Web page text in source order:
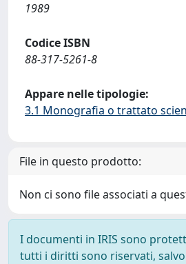
1989
Codice ISBN
88-317-5261-8
Appare nelle tipologie:
3.1 Monografia o trattato
File in questo prodotto:
Non ci sono file associati a
I documenti in IRIS sono
tutti i diritti sono riservati,